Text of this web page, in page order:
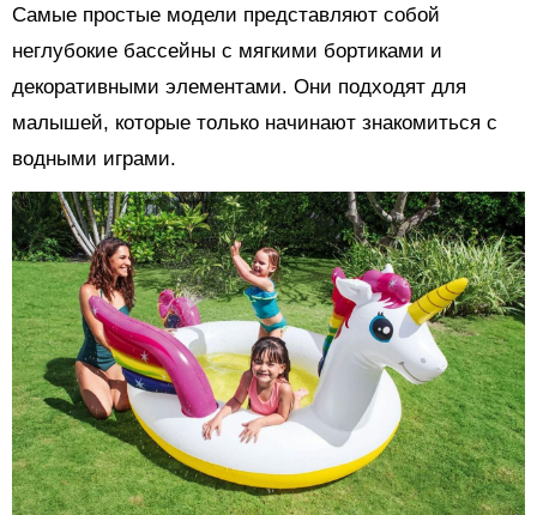
Самые простые модели представляют собой
неглубокие бассейны с мягкими бортиками и
декоративными элементами. Они подходят для
малышей, которые только начинают знакомиться с
водными играми.